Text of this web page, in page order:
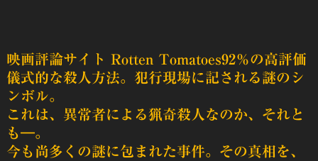
映画評論サイト Rotten Tomatoes92％の高評価
儀式的な殺人方法。犯行現場に記される謎のシ
ンボル。
これは、異常者による猟奇殺人なのか、それと
も―。
今も尚多くの謎に包まれた事件。その真相を、